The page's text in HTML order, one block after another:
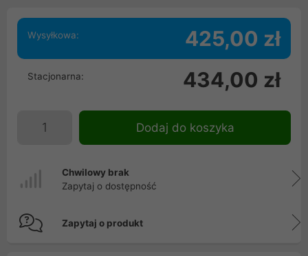
Wysyłkowa: 425,00 zł
Stacjonarna: 434,00 zł
Dodaj do koszyka
Chwilowy brak
Zapytaj o dostępność
Zapytaj o produkt